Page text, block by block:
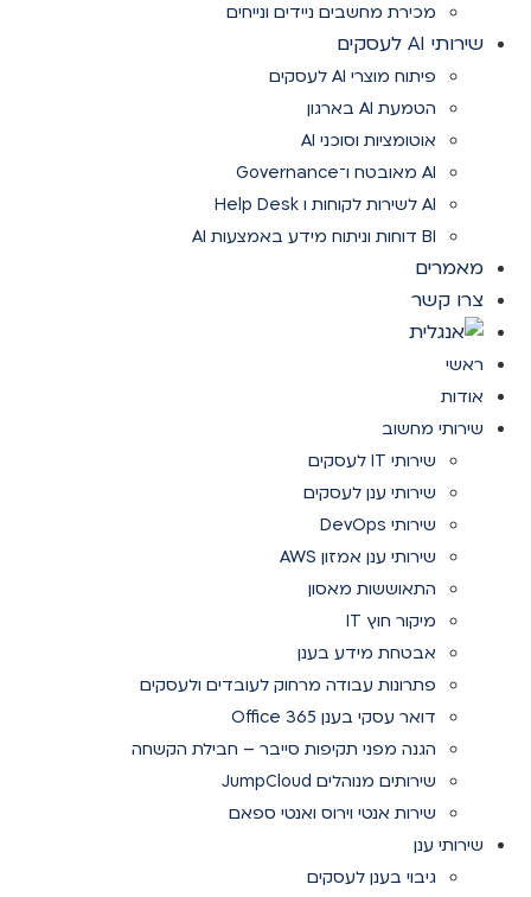
מכירת מחשבים ניידים ונייחים
שירותי AI לעסקים
פיתוח מוצרי AI לעסקים
הטמעת AI בארגון
אוטומציות וסוכני AI
AI מאובטח ו־Governance
AI לשירות לקוחות ו Help Desk
BI דוחות וניתוח מידע באמצעות AI
מאמרים
צרו קשר
ראשי
אודות
שירותי מחשוב
שירותי IT לעסקים
שירותי ענן לעסקים
שירותי DevOps
שירותי ענן אמזון AWS
התאוששות מאסון
מיקור חוץ IT
אבטחת מידע בענן
פתרונות עבודה מרחוק לעובדים ולעסקים
דואר עסקי בענן Office 365
הגנה מפני תקיפות סייבר – חבילת הקשחה
שירותים מנוהלים JumpCloud
שירות אנטי וירוס ואנטי ספאם
שירותי ענן
גיבוי בענן לעסקים